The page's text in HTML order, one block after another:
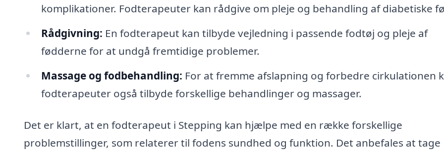
komplikationer. Fodterapeuter kan rådgive om pleje og behandling af diabetiske
Rådgivning: En fodterapeut kan tilbyde vejledning i passende fodtøj og pleje af
fødderne for at undgå fremtidige problemer.
Massage og fodbehandling: For at fremme afslapning og forbedre cirkulationen
fodterapeuter også tilbyde forskellige behandlinger og massager.
Det er klart, at en fodterapeut i Stepping kan hjælpe med en række forskellige
problemstillinger, som relaterer til fodens sundhed og funktion. Det anbefales at tage